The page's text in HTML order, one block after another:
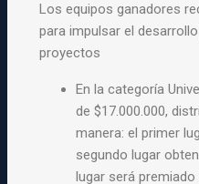
Los equipos ganadores
para impulsar el
proyectos
En la categoría
de $17.000.000,
manera: el primer
segundo lugar
lugar será premiado